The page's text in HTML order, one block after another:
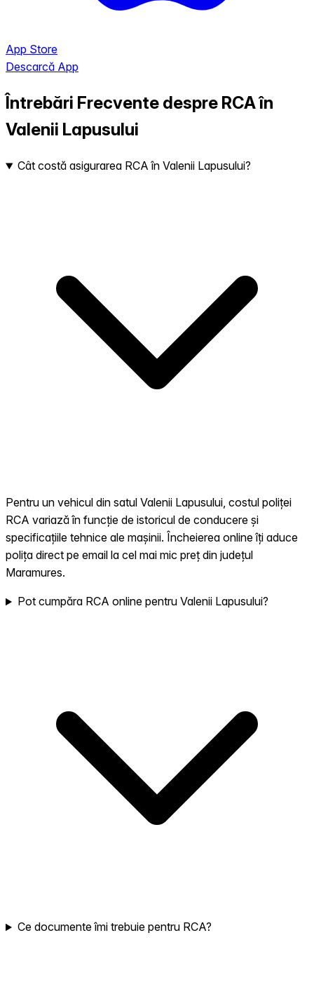
App Store
Descarcă App
Întrebări Frecvente despre RCA în
Valenii Lapusului
Cât costă asigurarea RCA în Valenii Lapusului?
Pentru un vehicul din satul Valenii Lapusului, costul poliței
RCA variază în funcție de istoricul de conducere și
specificațiile tehnice ale mașinii. Încheierea online îți aduce
polița direct pe email la cel mai mic preț din județul
Maramures.
Pot cumpăra RCA online pentru Valenii Lapusului?
Ce documente îmi trebuie pentru RCA?